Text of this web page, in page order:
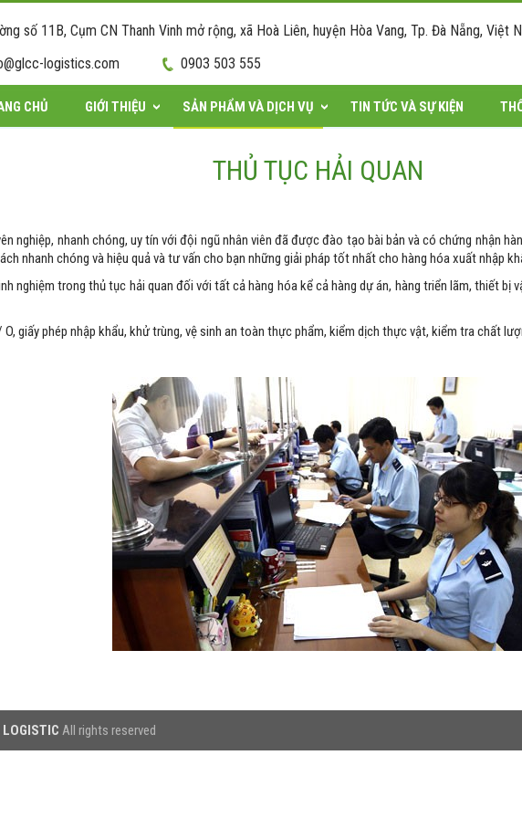
số 11B, Cụm CN Thanh Vinh mở rộng, xã Hoà Liên, huyện Hòa Vang, Tp. Đà Nẵng, Việt
0903 503 555
logistics.com
CHỦ GIỚI THIỆU SẢN PHẨM VÀ DỊCH VỤ TIN TỨC VÀ SỰ KIỆN
THỦ TỤC HẢI QUAN
nghiệp, nhanh chóng, uy tín với đội ngũ nhân viên đã được đào tạo bài bản và có chứng nhận
nhanh chóng và hiệu quả và tư vấn cho bạn những giải pháp tốt nhất cho hàng hóa xuất nhập
nghiệm trong thủ tục hải quan đối với tất cả hàng hóa kể cả hàng dự án, hàng triển lãm, thiết bị
giấy phép nhập khẩu, khử trùng, vệ sinh an toàn thực phẩm, kiểm dịch thực vật, kiểm tra chất
LOGISTIC All rights reserved